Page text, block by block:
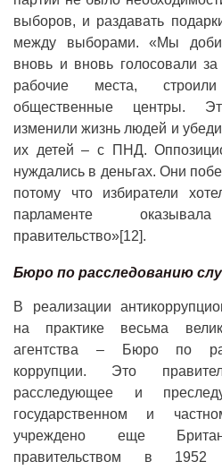
выборов, и раздавать
между выборами. «Мы
вновь и вновь голосовали
рабочие места,
общественные центры.
изменили жизнь людей и
их детей – с ПНД.
нуждались в деньгах. Они
потому что избиратели
парламенте
правительство»[12].
Бюро по расследованию
В реализации
на практике весьма
агентства – Бюро по
коррупции. Это
расследующее и
государственном и
учреждено еще
правительством в